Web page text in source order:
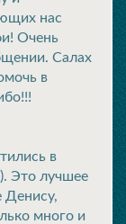
нас
Очень
Салах
в
в
Это лучшее
Денису,
много и